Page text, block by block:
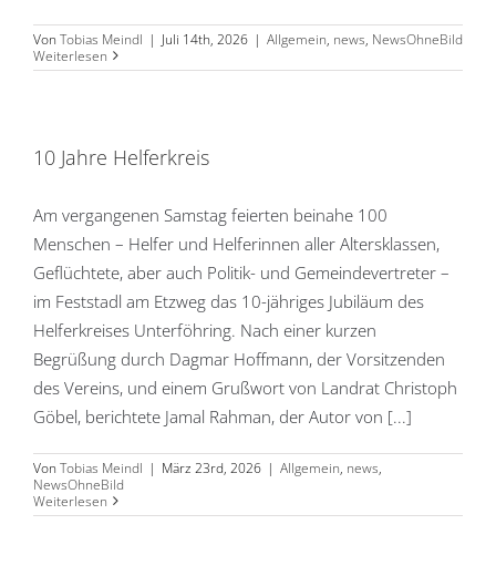
Von Tobias Meindl | Juli 14th, 2026 | Allgemein, news, NewsOhneBild
Weiterlesen
10 Jahre Helferkreis
Am vergangenen Samstag feierten beinahe 100
Menschen – Helfer und Helferinnen aller Altersklassen,
Geflüchtete, aber auch Politik- und Gemeindevertreter –
im Feststadl am Etzweg das 10-jähriges Jubiläum des
Helferkreises Unterföhring. Nach einer kurzen
Begrüßung durch Dagmar Hoffmann, der Vorsitzenden
des Vereins, und einem Grußwort von Landrat Christoph
Göbel, berichtete Jamal Rahman, der Autor von [...]
Von Tobias Meindl | März 23rd, 2026 | Allgemein, news,
NewsOhneBild
Weiterlesen